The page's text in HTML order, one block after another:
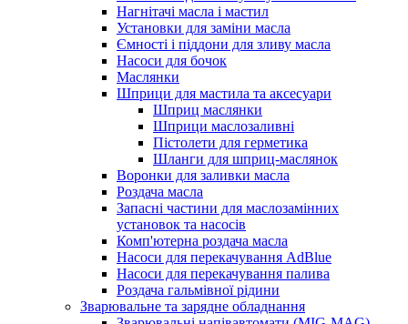
Нагнітачі масла і мастил
Установки для заміни масла
Ємності і піддони для зливу масла
Насоси для бочок
Маслянки
Шприци для мастила та аксесуари
Шприц маслянки
Шприци маслозаливні
Пістолети для герметика
Шланги для шприц-маслянок
Воронки для заливки масла
Роздача масла
Запасні частини для маслозамінних
установок та насосів
Комп'ютерна роздача масла
Насоси для перекачування AdBlue
Насоси для перекачування палива
Роздача гальмівної рідини
Зварювальне та зарядне обладнання